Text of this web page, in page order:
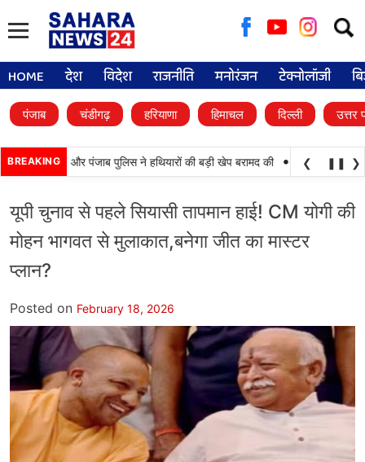
for:
HOME देश विदेश राजनीति मनोरंजन टेक्नोलॉजी
पंजाब चंडीगढ़ हरियाणा हिमाचल दिल्ली उत्तर
BREAKINGBSF और पंजाब पुलिस ने हथियारों की बड़ी खेप बरामद की • अमन अरोड़ा ने
❮ ❚❚ ❯
यूपी चुनाव से पहले सियासी तापमान हाई! CM योगी की
मोहन भागवत से मुलाकात,बनेगा जीत का मास्टर
प्लान?
Posted on February 18, 2026